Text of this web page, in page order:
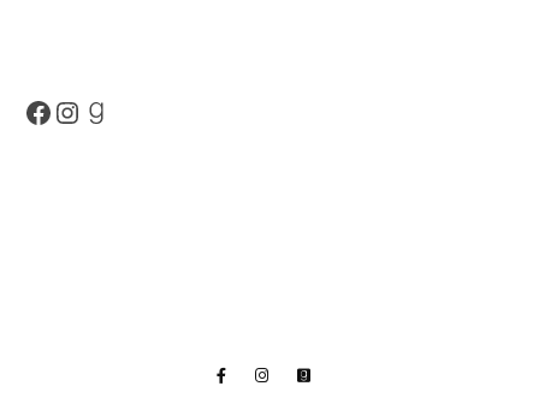
Facebook
Instagram
Goodreads